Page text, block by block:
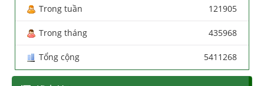
Trong tuần 121905
Trong tháng 435968
Tổng cộng 5411268